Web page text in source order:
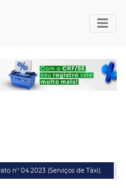
n° 04.2023 (Serviços de Táxi).